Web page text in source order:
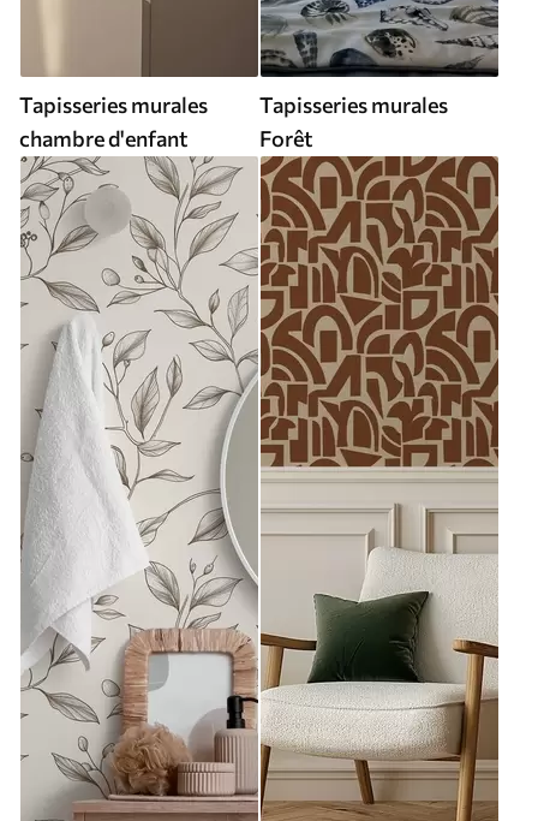
Tapisseries murales
chambre d'enfant
Tapisseries murales
Forêt